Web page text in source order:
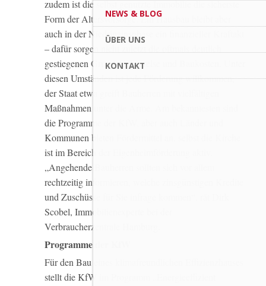
NEWS & BLOG
ÜBER UNS
KONTAKT
zudem ist die selbst genutzte Immobilie die sicherste
Form der Altersvorsorge. Ein Hausbau bleibt aber
auch in der Niedrigzinsphase ein finanzieller Kraftakt
– dafür sorgen nicht zuletzt die oftmals deutlich
gestiegenen Grundstückspreise und Baukosten. Unter
diesen Umständen ist jede Förderung willkommen,
der Staat etwa greift Bauherren mit vielfältigen
Maßnahmen unter die Arme. Am bekanntesten sind
die Programme der KfW, aber auch Länder und
Kommunen bieten Fördermittel an, selbst die Kirche
ist im Bereich der Eigenheimförderung aktiv.
„Angehende Bauherren sollten sich vor allem
rechtzeitig informieren, welche zinsgünstigen Kredite
und Zuschüsse für Sie infrage kommen“, rät Dirk
Scobel, Immobilienexperte bei der
Verbraucherzentrale Hamburg.
Programme der KfW
Für den Bau eines klimafreundlichen Effizienzhauses
stellt die KfW im Programm „Energieeffizient